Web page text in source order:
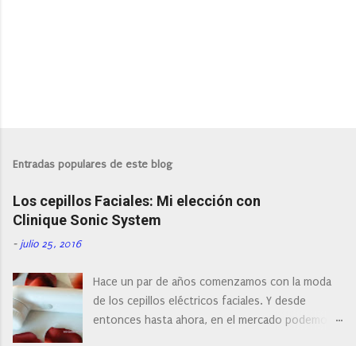
l
a
r
u
n
o
m
e
n
t
a
Entradas populares de este blog
Los cepillos Faciales: Mi elección con
Clinique Sonic System
- julio 25, 2016
Hace un par de años comenzamos con la moda
de los cepillos eléctricos faciales. Y desde
entonces hasta ahora, en el mercado podemos